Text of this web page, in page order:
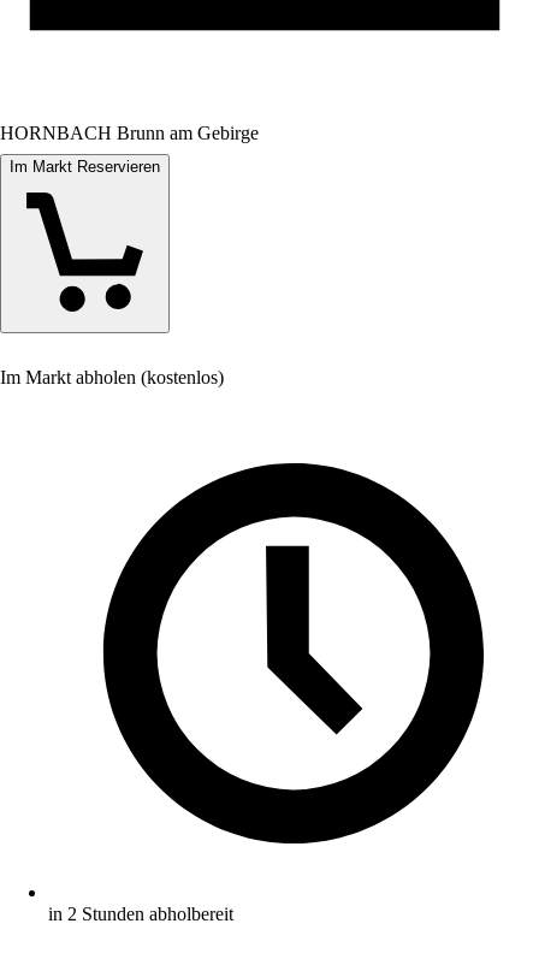
HORNBACH Brunn am Gebirge
Im Markt Reservieren
Im Markt abholen (kostenlos)
in 2 Stunden abholbereit